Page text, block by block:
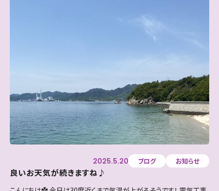
良いお天気が続きますね♪
2025.5.20 ブログ お知らせ